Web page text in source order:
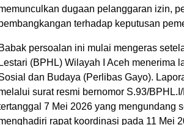
dugaan pelanggaran izin,
terhadap keputusan
Babak persoalan ini mulai mengeras
Lestari (BPHL) Wilayah I Aceh menerima
dan Budaya (Perlibas Gayo).
surat resmi bernomor S.93/
7 Mei 2026 yang mengundang
rapat koordinasi pada 11 Mei